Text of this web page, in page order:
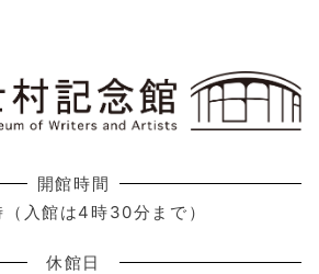
開館時間
入館は4時30分まで）
休館日